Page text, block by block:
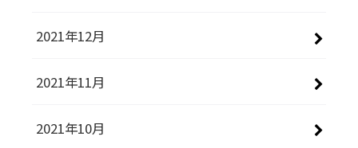
2021年12月
2021年11月
2021年10月